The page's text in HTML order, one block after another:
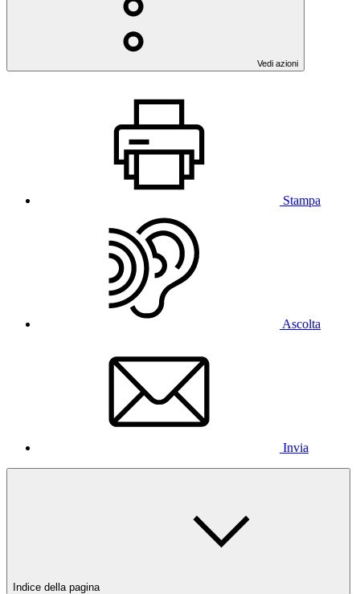
Vedi azioni
Stampa
Ascolta
Invia
Indice della pagina